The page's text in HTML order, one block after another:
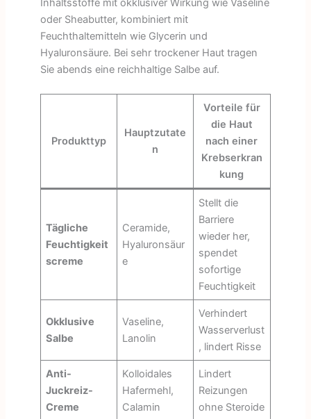
Inhaltsstoffe mit okklusiver Wirkung wie Vaseline
oder Sheabutter, kombiniert mit
Feuchthaltemitteln wie Glycerin und
Hyaluronsäure. Bei sehr trockener Haut tragen
Sie abends eine reichhaltige Salbe auf.
Produkttyp
Hauptzutate
n
Vorteile für
die Haut
nach einer
Krebserkran
kung
Tägliche
Feuchtigkeit
screme
Ceramide,
Hyaluronsäur
e
Stellt die
Barriere
wieder her,
spendet
sofortige
Feuchtigkeit
Okklusive
Salbe
Vaseline,
Lanolin
Verhindert
Wasserverlust
, lindert Risse
Anti-
Juckreiz-
Creme
Kolloidales
Hafermehl,
Calamin
Lindert
Reizungen
ohne Steroide